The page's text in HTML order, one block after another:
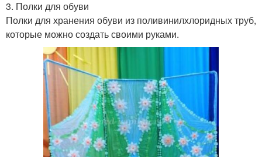
3. Полки для обуви
Полки для хранения обуви из поливинилхлоридных труб,
которые можно создать своими руками.